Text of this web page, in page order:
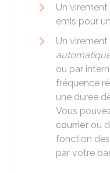
Un
émis pour
Un
ou par
fréquence
une durée
Vous
courrier ou
fonction
par votre